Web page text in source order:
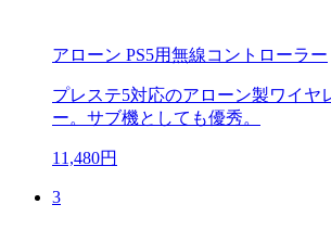
アローン PS5用無線コントローラー
プレステ5対応のアローン製ワイヤ
ー。サブ機としても優秀。
11,480円
3